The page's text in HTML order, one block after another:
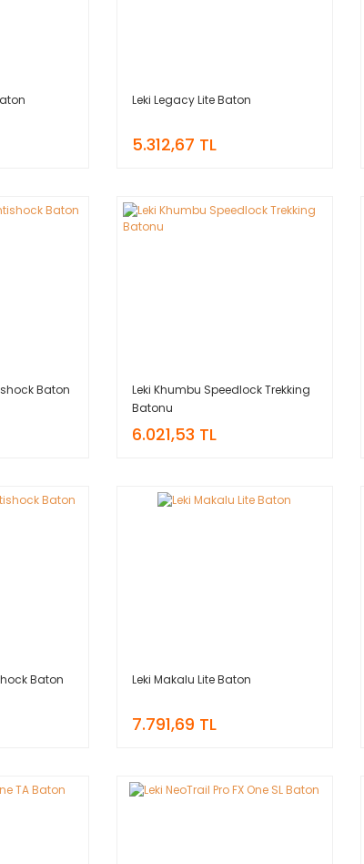
Leki Legacy Lite Baton
5.312,67 TL
Baton
Leki Khumbu Speedlock Trekking
Batonu
6.021,53 TL
Baton Leki Makalu Lite Baton
7.791,69 TL